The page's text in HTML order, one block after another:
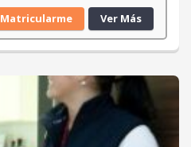
Matricularme Ver Más